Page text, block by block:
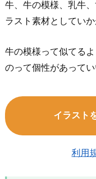
牛、牛の模様、乳牛、
ラスト素材としていか
牛の模様って似てる
のって個性があってい
イラスト
利用